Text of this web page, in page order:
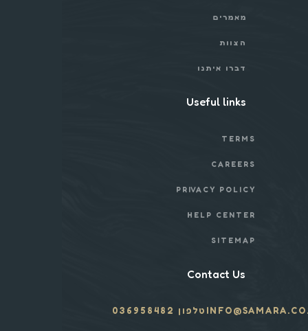
מאמרים
הצוות
דברו איתנו
Useful links
TERMS
CAREERS
PRIVACY POLICY
HELP CENTER
SITEMAP
Contact Us
טלפון 036958482